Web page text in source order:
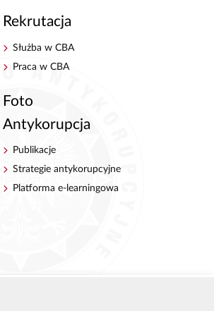
Rekrutacja
Służba w CBA
Praca w CBA
Foto
Antykorupcja
Publikacje
Strategie antykorupcyjne
Platforma e-learningowa